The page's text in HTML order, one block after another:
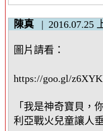
陳真 2016.07.25
圖片請看：
https://goo.gl/
「我是神奇寶貝，
利亞戰火兒童讓人